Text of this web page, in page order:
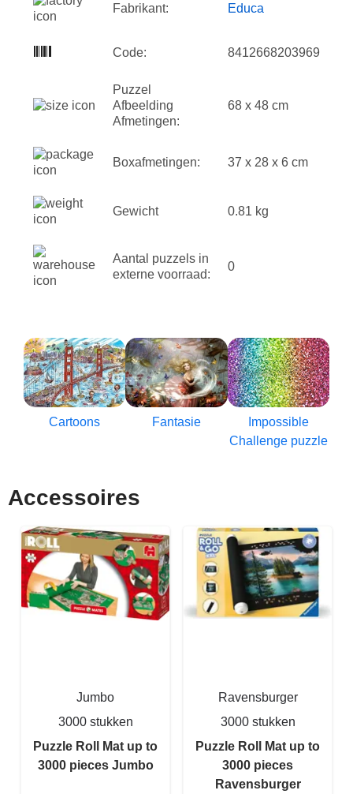
Fabrikant: Educa
Code: 8412668203969
Puzzel
Afbeelding
Afmetingen:
68 x 48 cm
Boxafmetingen: 37 x 28 x 6 cm
Gewicht 0.81 kg
Aantal puzzels in
externe voorraad:
0
Cartoons Fantasie
Impossible
Challenge puzzle
Accessoires
Jumbo
3000 stukken
Puzzle Roll Mat up to
3000 pieces Jumbo
Ravensburger
3000 stukken
Puzzle Roll Mat up to
3000 pieces
Ravensburger